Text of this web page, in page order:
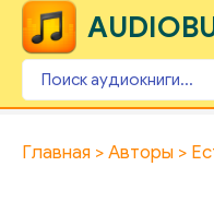
Главная Авторы